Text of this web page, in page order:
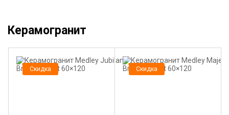
Керамогранит
Скидка Скидка